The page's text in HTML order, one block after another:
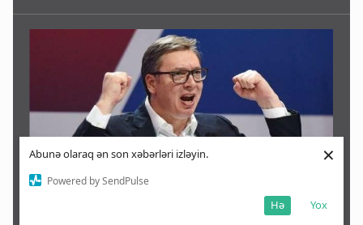
Abunə olaraq ən son xəbərləri izləyin.
Powered by SendPulse
Yox
Hə
×
Müharibənin bitəcəyinə əmin deyiləm, çətin qış gözləyir -